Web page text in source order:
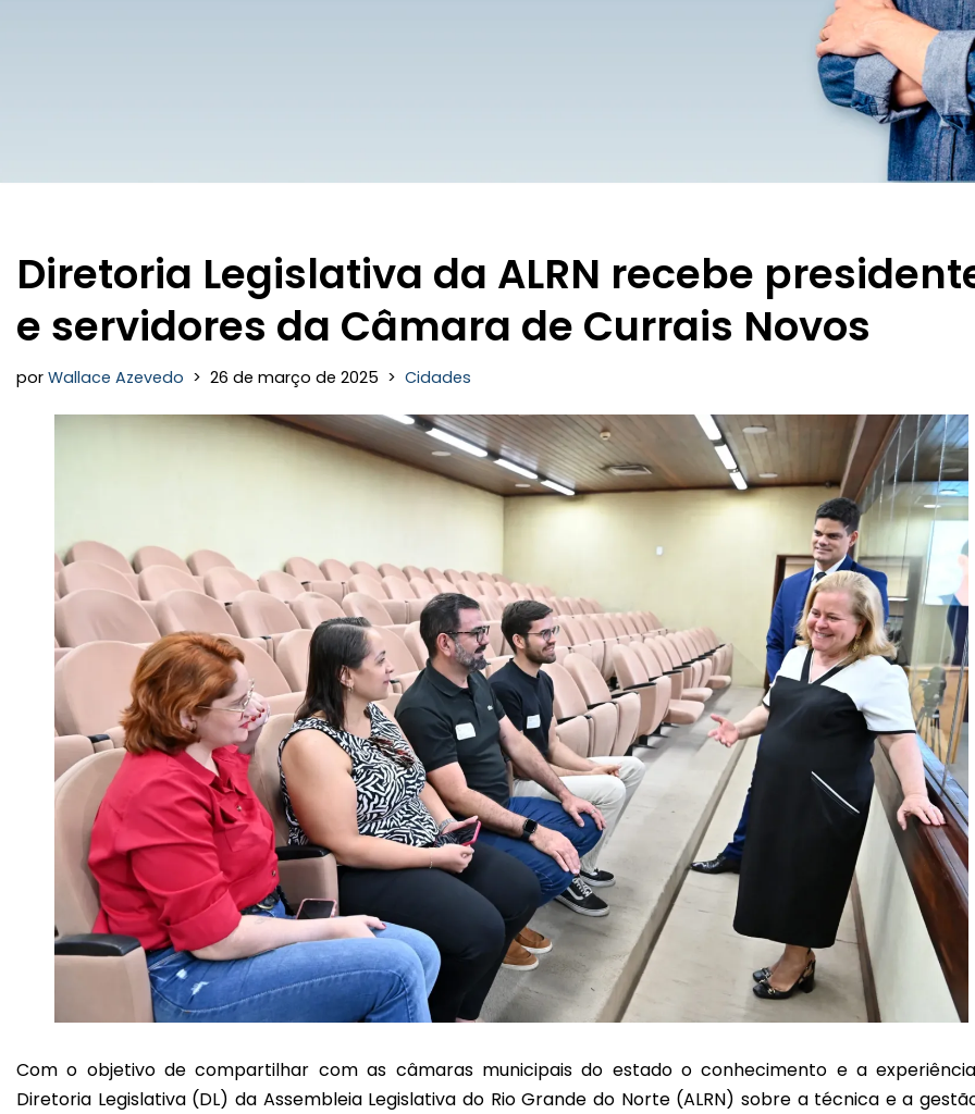
Diretoria Legislativa da ALRN recebe
e servidores da Câmara de Currais Novos
por Wallace Azevedo 26 de março de 2025 Cidades
Com o objetivo de compartilhar com as câmaras municipais do estado o conhecimento e a
Diretoria Legislativa (DL) da Assembleia Legislativa do Rio Grande do Norte (ALRN) sobre a técnica e a